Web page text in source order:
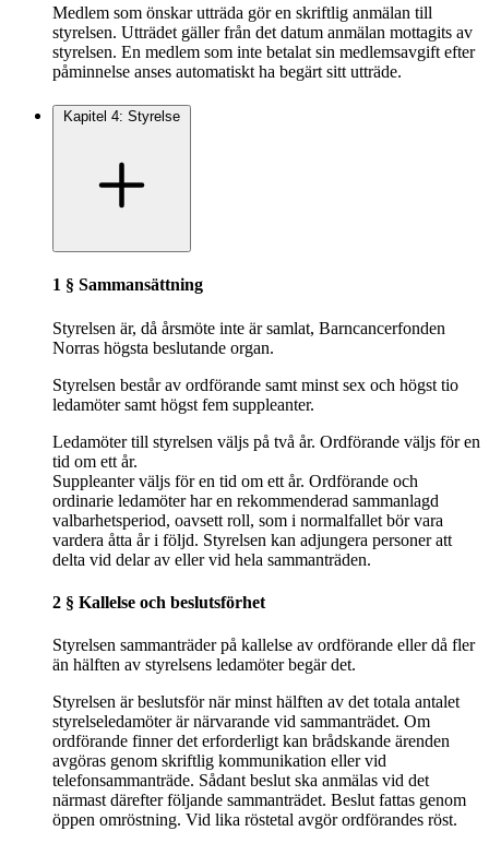
Medlem som önskar utträda gör en skriftlig anmälan till
styrelsen. Utträdet gäller från det datum anmälan mottagits av
styrelsen. En medlem som inte betalat sin medlemsavgift efter
påminnelse anses automatiskt ha begärt sitt utträde.
Kapitel 4: Styrelse
1 § Sammansättning
Styrelsen är, då årsmöte inte är samlat, Barncancerfonden
Norras högsta beslutande organ.
Styrelsen består av ordförande samt minst sex och högst tio
ledamöter samt högst fem suppleanter.
Ledamöter till styrelsen väljs på två år. Ordförande väljs för en
tid om ett år.
Suppleanter väljs för en tid om ett år. Ordförande och
ordinarie ledamöter har en rekommenderad sammanlagd
valbarhetsperiod, oavsett roll, som i normalfallet bör vara
vardera åtta år i följd. Styrelsen kan adjungera personer att
delta vid delar av eller vid hela sammanträden.
2 § Kallelse och beslutsförhet
Styrelsen sammanträder på kallelse av ordförande eller då fler
än hälften av styrelsens ledamöter begär det.
Styrelsen är beslutsför när minst hälften av det totala antalet
styrelseledamöter är närvarande vid sammanträdet. Om
ordförande finner det erforderligt kan brådskande ärenden
avgöras genom skriftlig kommunikation eller vid
telefonsammanträde. Sådant beslut ska anmälas vid det
närmast därefter följande sammanträdet. Beslut fattas genom
öppen omröstning. Vid lika röstetal avgör ordförandes röst.